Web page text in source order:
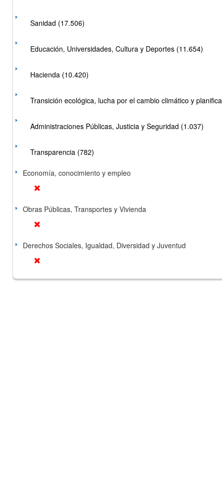
Sanidad (17.506)
Educación, Universidades, Cultura y Deportes (11.654)
Hacienda (10.420)
Transición ecológica, lucha por el cambio climático y
Administraciones Públicas, Justicia y Seguridad (1.037)
Transparencia (782)
Economía, conocimiento y empleo
Obras Públicas, Transportes y Vivienda
Derechos Sociales, Igualdad, Diversidad y Juventud